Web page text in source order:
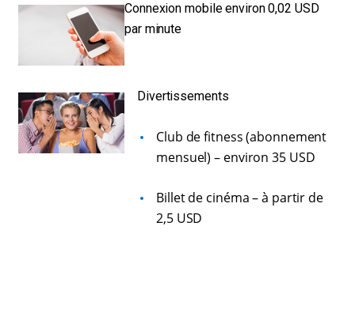
Connexion mobile environ 0,02 USD
par minute
Divertissements
Club de fitness (abonnement
mensuel) – environ 35 USD
Billet de cinéma – à partir de
2,5 USD